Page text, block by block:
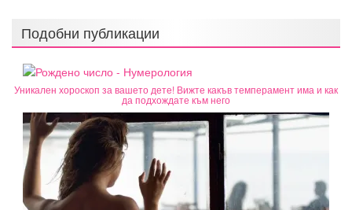
Подобни публикации
Уникален хороскоп за вашето дете! Вижте какъв темперамент има и как
да подхождате към него